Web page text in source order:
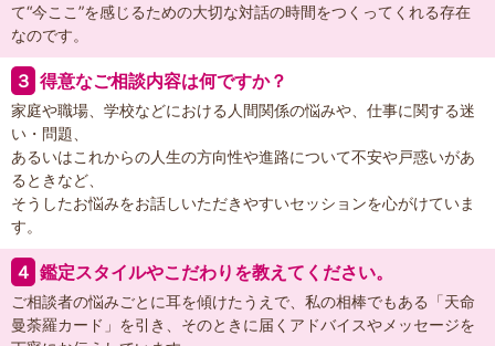
て“今ここ”を感じるための大切な対話の時間をつくってくれる存在
なのです。
３ 得意なご相談内容は何ですか？
家庭や職場、学校などにおける人間関係の悩みや、仕事に関する迷
い・問題、
あるいはこれからの人生の方向性や進路について不安や戸惑いがあ
るときなど、
そうしたお悩みをお話しいただきやすいセッションを心がけていま
す。
４ 鑑定スタイルやこだわりを教えてください。
ご相談者の悩みごとに耳を傾けたうえで、私の相棒でもある「天命
曼荼羅カード」を引き、そのときに届くアドバイスやメッセージを